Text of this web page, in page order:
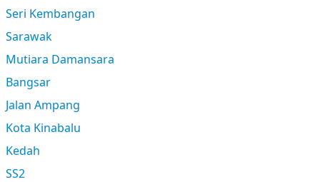
Seri Kembangan
Sarawak
Mutiara Damansara
Bangsar
Jalan Ampang
Kota Kinabalu
Kedah
SS2